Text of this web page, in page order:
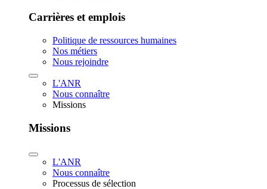
Carrières et emplois
Politique de ressources humaines
Nos métiers
Nous rejoindre
L'ANR
Nous connaître
Missions
Missions
L'ANR
Nous connaître
Processus de sélection